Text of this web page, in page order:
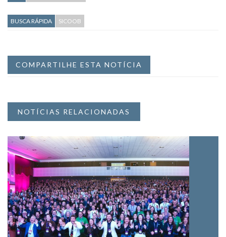
BUSCA RÁPIDA SICOOB
COMPARTILHE ESTA NOTÍCIA
NOTÍCIAS RELACIONADAS